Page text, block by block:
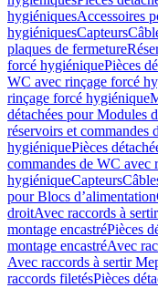
hygiéniquesAccessoires
hygiéniquesCapteurs
plaques de fermeture
forcé hygiéniquePièces
WC avec rinçage forcé
rinçage forcé hygiénique
détachées pour Modules
réservoirs et commandes
hygiéniquePièces
commandes de WC avec
hygiéniqueCapteurs
pour Blocs d’alimentation
droitAvec raccords à
montage encastréPièces
montage encastréAvec
Avec raccords à sertir
raccords filetésPièces